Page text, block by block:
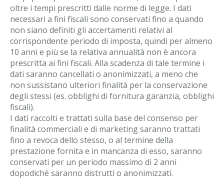
oltre i tempi prescritti dalle norme di legge. I dati
necessari a fini fiscali sono conservati fino a quando
non siano definiti gli accertamenti relativi al
corrispondente periodo di imposta, quindi per almeno
10 anni e più se la relativa annualità non è ancora
prescritta ai fini fiscali. Alla scadenza di tale termine i
dati saranno cancellati o anonimizzati, a meno che
non sussistano ulteriori finalità per la conservazione
degli stessi (es. obblighi di fornitura garanzia, obblighi
fiscali).
I dati raccolti e trattati sulla base del consenso per
finalità commerciali e di marketing saranno trattati
fino a revoca dello stesso, o al termine della
prestazione fornita e in mancanza di esso, saranno
conservati per un periodo massimo di 2 anni
dopodichè saranno distrutti o anonimizzati.